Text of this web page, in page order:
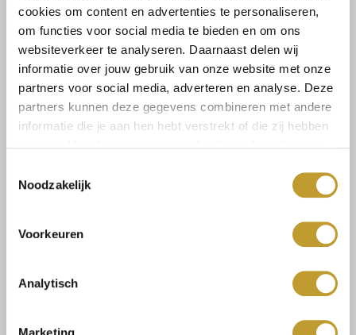
cookies om content en advertenties te personaliseren,
om functies voor social media te bieden en om ons
websiteverkeer te analyseren. Daarnaast delen wij
informatie over jouw gebruik van onze website met onze
partners voor social media, adverteren en analyse. Deze
partners kunnen deze gegevens combineren met andere
informatie die je aan hen hebt verstrekt of die zij hebben
Noodzakelijk
Voorkeuren
Analytisch
S M L
Toevoegen aan winkelwagen